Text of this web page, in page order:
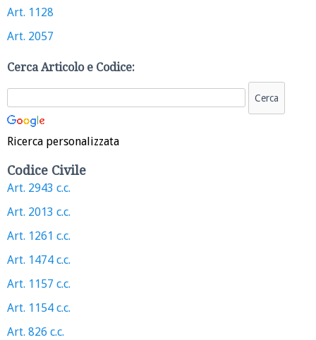
Art. 1128
Art. 2057
Cerca Articolo e Codice:
Ricerca personalizzata
Codice Civile
Art. 2943 c.c.
Art. 2013 c.c.
Art. 1261 c.c.
Art. 1474 c.c.
Art. 1157 c.c.
Art. 1154 c.c.
Art. 826 c.c.